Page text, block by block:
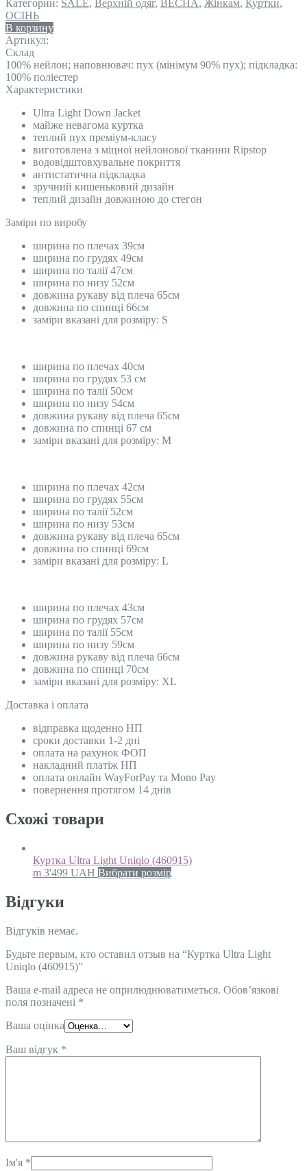
Категории: SALE, Верхній одяг, ВЕСНА, Жінкам, Куртки,
ОСІНЬ
В корзину
Артикул:
Склад
100% нейлон; наповнювач: пух (мінімум 90% пух); підкладка:
100% поліестер
Характеристики
Ultra Light Down Jacket
майже невагома куртка
теплий пух преміум-класу
виготовлена з міцної нейлонової тканини Ripstop
водовідштовхувальне покриття
антистатична підкладка
зручний кишеньковий дизайн
теплий дизайн довжиною до стегон
Замiри по виробу
ширина по плечах 39см
ширина по грудях 49см
ширина по талії 47см
ширина по низу 52см
довжина рукаву від плеча 65см
довжина по спинці 66см
заміри вказані для розміру: S
ширина по плечах 40см
ширина по грудях 53 см
ширина по талії 50см
ширина по низу 54см
довжина рукаву від плеча 65см
довжина по спинці 67 см
заміри вказані для розміру: М
ширина по плечах 42см
ширина по грудях 55см
ширина по талії 52см
ширина по низу 53см
довжина рукаву від плеча 65см
довжина по спинці 69см
заміри вказані для розміру: L
ширина по плечах 43см
ширина по грудях 57см
ширина по талії 55см
ширина по низу 59см
довжина рукаву від плеча 66см
довжина по спинці 70см
заміри вказані для розміру: XL
Доставка і оплата
відправка щоденно НП
сроки доставки 1-2 дні
оплата на рахунок ФОП
накладний платіж НП
оплата онлайн WayForPay та Mono Pay
повернення протягом 14 днів
Схожi товари
Куртка Ultra Light Uniqlo (460915)
m 3'499 UAH Вибрати розмір
Відгуки
Відгуків немає.
Будьте первым, кто оставил отзыв на “Куртка Ultra Light
Uniqlo (460915)”
Ваша e-mail адреса не оприлюднюватиметься. Обов’язкові
поля позначені *
Ваша оцінка
Ваш відгук *
Ім'я *